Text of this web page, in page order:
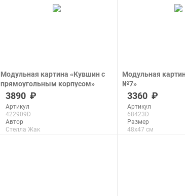
Модульная картина «Кувшин с
прямоугольным корпусом»
печать на холсте
3890
Артикул
422909D
Автор
Стелла Жак
Модульная
№7»
печать на холсте
3360
Артикул
68423D
Размер
48x47 см